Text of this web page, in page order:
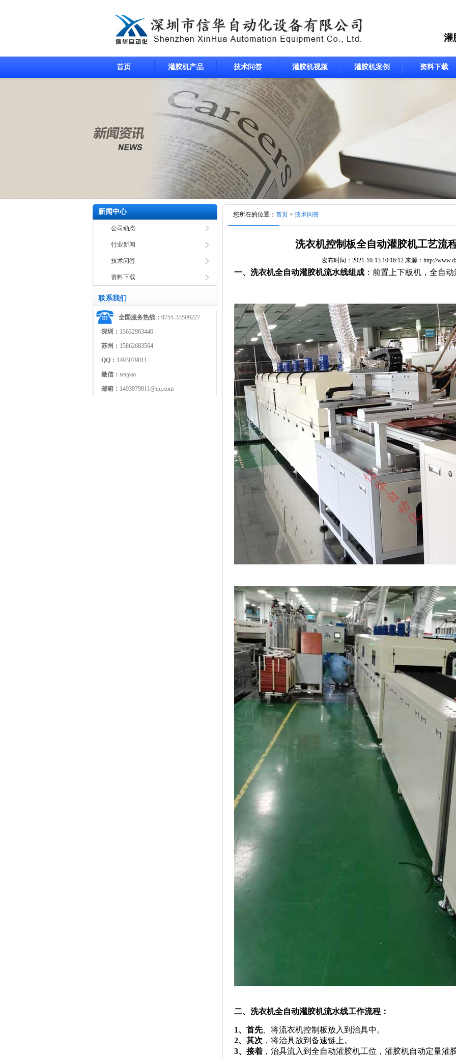
灌
首页 灌胶机产品 技术问答 灌胶机视频 灌胶机案例 资料下载
新闻中心
公司动态
行业新闻
技术问答
资料下载
联系我们
全国服务热线： 0755-33509227
深圳： 13632963446
苏州： 15862683564
QQ： 1493079011
微信： secyao
邮箱： 1493079011@qq.com
您所在的位置： 首页 > 技术问答
洗衣机控制板全自动灌胶机工艺流
发布时间：2021-10-13 10:16:12 来源：http://
一、洗衣机全自动灌胶机流水线组成：前置上下板机，全自
二、洗衣机全自动灌胶机流水线工作流程：
1、首先、将流衣机控制板放入到治具中。
2、其次 ，将治具放到备速链上。
3、接着，治具流入到全自动灌胶机工位，灌胶机自动定量灌